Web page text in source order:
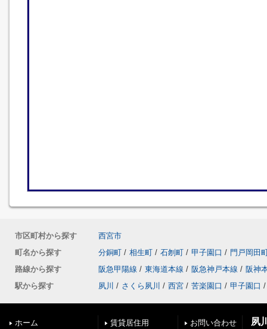
市区町村から探す
西宮市
町名から探す
分銅町 / 相生町 / 石刎町 / 甲子園口 / 門戸岡田
路線から探す
阪急甲陽線 / 東海道本線 / 阪急神戸本線 / 阪神
駅から探す
夙川 / さくら夙川 / 西宮 / 苦楽園口 / 甲子園口 /
ホーム
賃貸居住用
お問い合わせ
夙